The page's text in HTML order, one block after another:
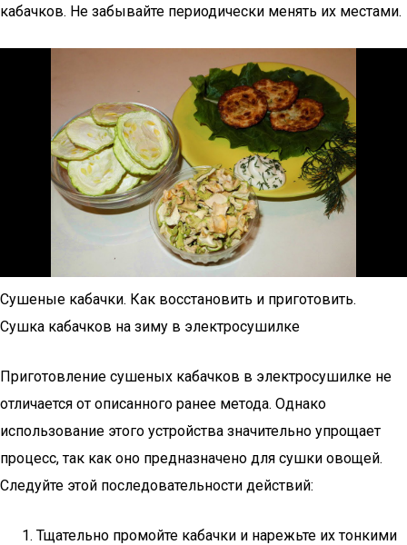
кабачков. Не забывайте периодически менять их местами.
Сушеные кабачки. Как восстановить и приготовить.
Сушка кабачков на зиму в электросушилке
Приготовление сушеных кабачков в электросушилке не
отличается от описанного ранее метода. Однако
использование этого устройства значительно упрощает
процесс, так как оно предназначено для сушки овощей.
Следуйте этой последовательности действий:
Тщательно промойте кабачки и нарежьте их тонкими